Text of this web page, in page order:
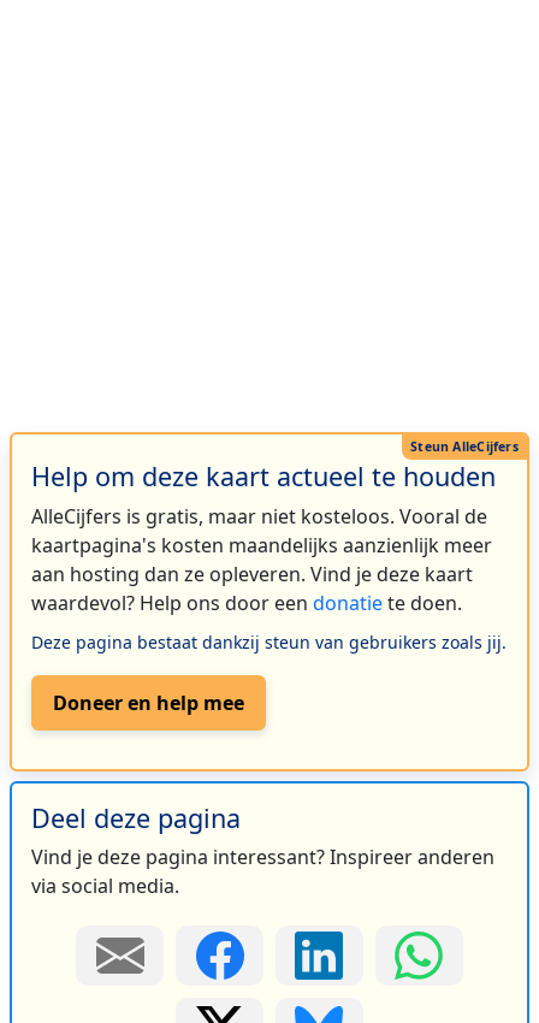
Help om deze kaart actueel te houden
AlleCijfers is gratis, maar niet kosteloos. Vooral de
kaartpagina's kosten maandelijks aanzienlijk meer
aan hosting dan ze opleveren. Vind je deze kaart
waardevol? Help ons door een donatiete doen.
Deze pagina bestaat dankzij steun van gebruikers zoals jij.
Doneer en help mee
Deel deze pagina
Vind je deze pagina interessant? Inspireer anderen
via social media.